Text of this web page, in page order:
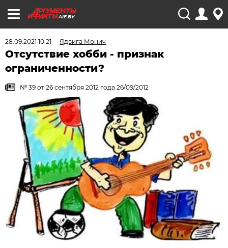
AIF.BY
28.09.2021 10:21 Ядвига Монич
Отсутствие хобби - признак
ограниченности?
№ 39 от 26 сентября 2012 года 26/09/2012